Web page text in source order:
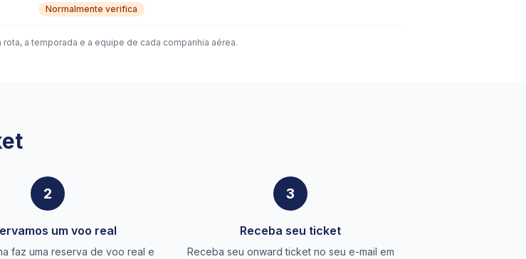
Normalmente verifica
a temporada e a equipe de cada companhia aérea.
2
um voo real
faz uma reserva de voo real e
3
Receba seu ticket
Receba seu onward ticket no seu e-mail em